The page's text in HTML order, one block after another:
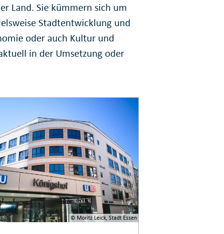
Land. Sie kümmern sich um
Stadtentwicklung und
oder auch Kultur und
in der Umsetzung oder
© Moritz Leick, Stadt Essen